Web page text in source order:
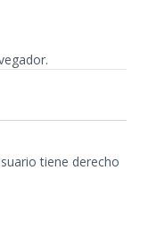
tiene derecho